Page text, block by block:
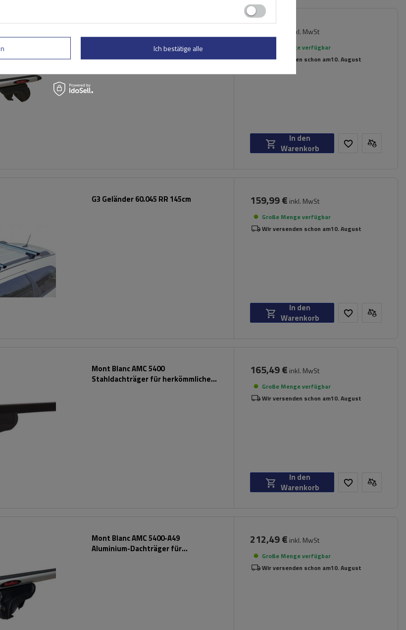
Aluminium-Dachgepäckträger für
herkömmliche Reling
inkl. MwSt
Große Menge verfügbar
Wir versenden schon am10. August
In den
Warenkorb
G3 Geländer 60.045 RR 145cm 159,99 € inkl. MwSt
Große Menge verfügbar
Wir versenden schon am10. August
In den
Warenkorb
Mont Blanc AMC 5400
Stahldachträger für herkömmliche
165,49 € inkl. MwSt
Große Menge verfügbar
Wir versenden schon am10. August
In den
Warenkorb
Mont Blanc AMC 5400-A49
Aluminium-Dachträger für
212,49 € inkl. MwSt
Große Menge verfügbar
Wir versenden schon am10. August
Ich bestätige alle